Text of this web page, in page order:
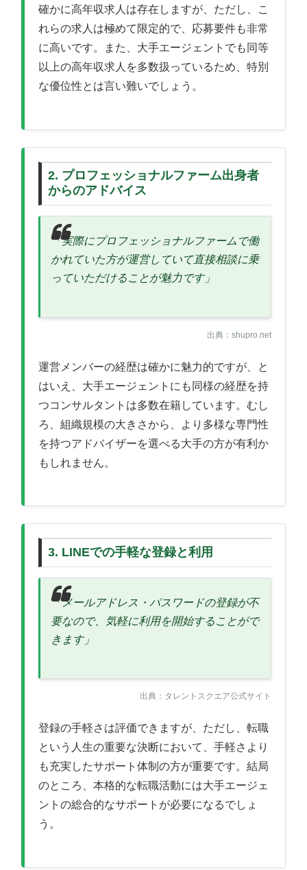
確かに高年収求人は存在しますが、ただし、こ
れらの求人は極めて限定的で、応募要件も非常
に高いです。また、大手エージェントでも同等
以上の高年収求人を多数扱っているため、特別
な優位性とは言い難いでしょう。
2. プロフェッショナルファーム出身者
からのアドバイス
「実際にプロフェッショナルファームで働
かれていた方が運営していて直接相談に乗
っていただけることが魅力です」
出典：shupro.net
運営メンバーの経歴は確かに魅力的ですが、と
はいえ、大手エージェントにも同様の経歴を持
つコンサルタントは多数在籍しています。むし
ろ、組織規模の大きさから、より多様な専門性
を持つアドバイザーを選べる大手の方が有利か
もしれません。
3. LINEでの手軽な登録と利用
「メールアドレス・パスワードの登録が不
要なので、気軽に利用を開始することがで
きます」
出典：タレントスクエア公式サイト
登録の手軽さは評価できますが、ただし、転職
という人生の重要な決断において、手軽さより
も充実したサポート体制の方が重要です。結局
のところ、本格的な転職活動には大手エージェ
ントの総合的なサポートが必要になるでしょ
う。